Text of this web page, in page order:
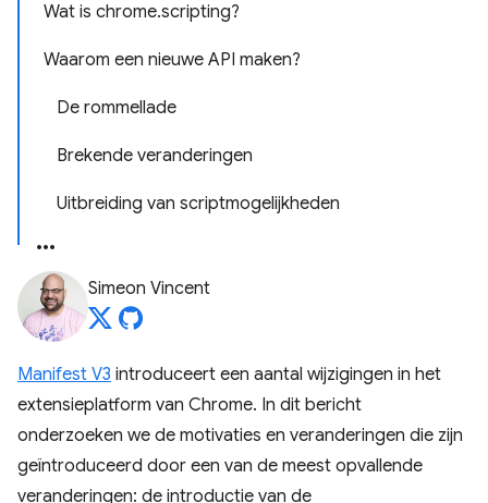
Wat is chrome.scripting?
Waarom een ​​nieuwe API maken?
De rommellade
Brekende veranderingen
Uitbreiding van scriptmogelijkheden
Simeon Vincent
Manifest V3 introduceert een aantal wijzigingen in het
extensieplatform van Chrome. In dit bericht
onderzoeken we de motivaties en veranderingen die zijn
geïntroduceerd door een van de meest opvallende
veranderingen: de introductie van de